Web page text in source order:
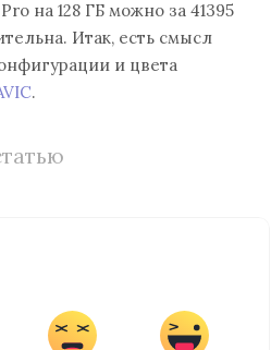
на 128 ГБ можно за 41395
Итак, есть смысл
и цвета
.